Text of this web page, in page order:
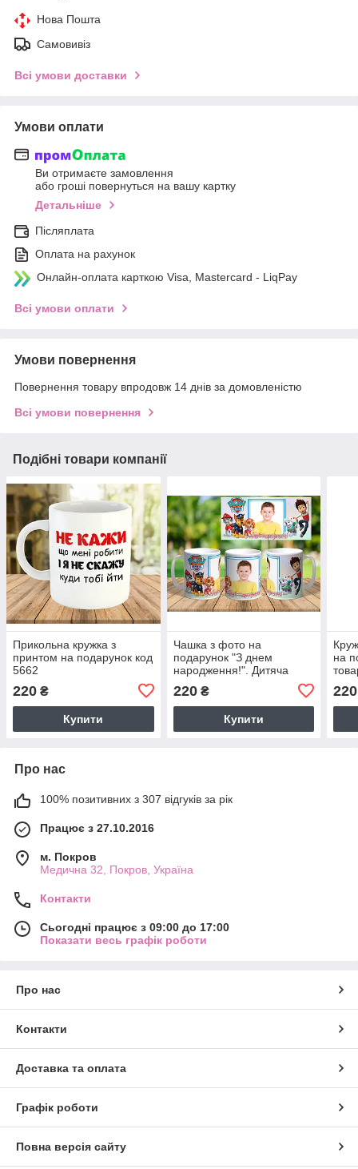
Нова Пошта
Самовивіз
Всі умови доставки
Умови оплати
Ви отримаєте замовлення
або гроші повернуться на вашу картку
Детальніше
Післяплата
Оплата на рахунок
Онлайн-оплата карткою Visa, Mastercard - LiqPay
Всі умови оплати
Умови повернення
Повернення товару впродовж 14 днів за домовленістю
Всі умови повернення
Подібні товари компанії
Прикольна кружка з
принтом на подарунок код
5662
220 ₴
Купити
Чашка з фото на
подарунок "З днем
народження!". Дитяча
220₴
Купити
на
220
Про нас
100% позитивних з 307 відгуків за рік
Працює з 27.10.2016
м. Покров
Медична 32, Покров, Україна
Контакти
Сьогодні працює з 09:00 до 17:00
Показати весь графік роботи
Про нас
Контакти
Доставка та оплата
Графік роботи
Повна версія сайту